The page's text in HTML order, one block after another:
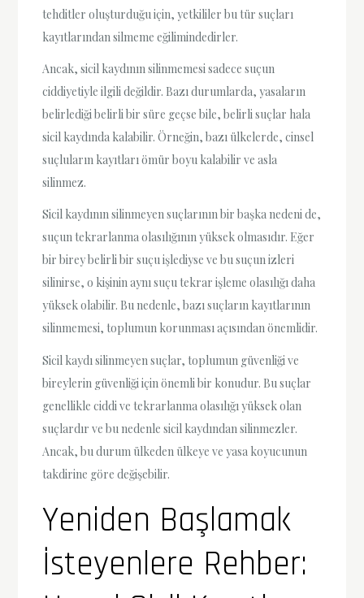
tehditler oluşturduğu için, yetkililer bu tür suçları
kayıtlarından silmeme eğilimindedirler.
Ancak, sicil kaydının silinmemesi sadece suçun
ciddiyetiyle ilgili değildir. Bazı durumlarda, yasaların
belirlediği belirli bir süre geçse bile, belirli suçlar hala
sicil kaydında kalabilir. Örneğin, bazı ülkelerde, cinsel
suçluların kayıtları ömür boyu kalabilir ve asla
silinmez.
Sicil kaydının silinmeyen suçlarının bir başka nedeni de,
suçun tekrarlanma olasılığının yüksek olmasıdır. Eğer
bir birey belirli bir suçu işlediyse ve bu suçun izleri
silinirse, o kişinin aynı suçu tekrar işleme olasılığı daha
yüksek olabilir. Bu nedenle, bazı suçların kayıtlarının
silinmemesi, toplumun korunması açısından önemlidir.
Sicil kaydı silinmeyen suçlar, toplumun güvenliği ve
bireylerin güvenliği için önemli bir konudur. Bu suçlar
genellikle ciddi ve tekrarlanma olasılığı yüksek olan
suçlardır ve bu nedenle sicil kaydından silinmezler.
Ancak, bu durum ülkeden ülkeye ve yasa koyucunun
takdirine göre değişebilir.
Yeniden Başlamak
İsteyenlere Rehber: